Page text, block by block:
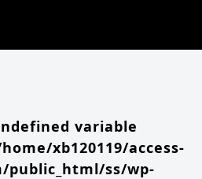
in
zeroichi_child_20221003/single.php
variable
xb120119/access-
public_html/ss/wp-